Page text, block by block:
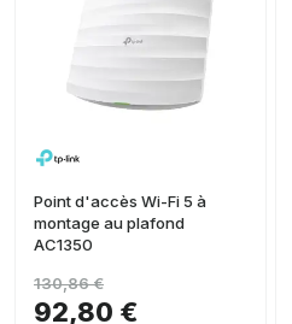
Point d'accès Wi-Fi 5 à
montage au plafond
AC1350
92,80 €
130,86 €